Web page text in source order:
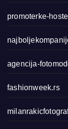
promoterke-
agencija-
fashionweek.rs